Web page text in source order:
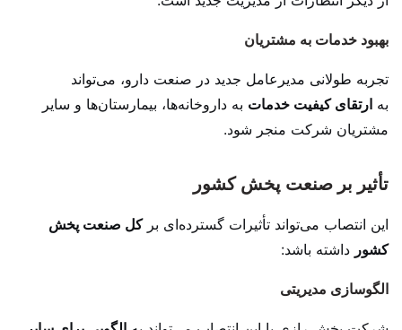
بهبود خدمات به مشتریان
تجربه طولانی مدیرعامل جدید در صنعت دارو، می‌تواند
به ارتقای کیفیت خدمات به داروخانه‌ها، بیمارستان‌ها و سایر
مشتریان شرکت منجر شود.
تأثیر بر صنعت پخش کشور
این انتصاب می‌تواند تأثیرات گسترده‌ای برکل صنعت پخش
کشور داشته باشد:
الگوسازی مدیریتی